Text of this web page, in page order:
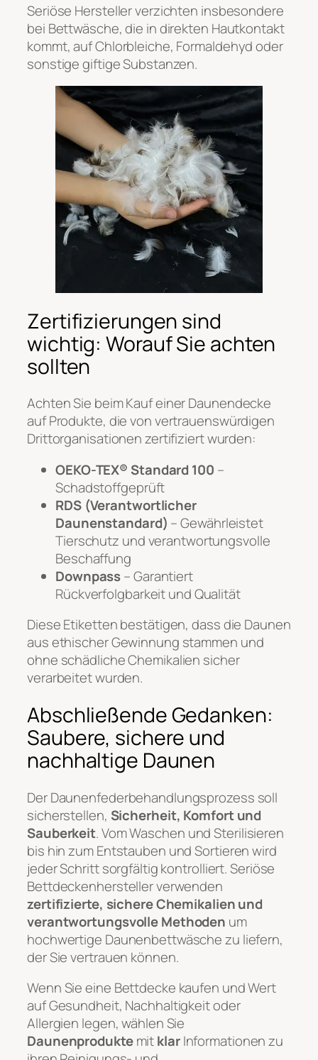
Seriöse Hersteller verzichten insbesondere
bei Bettwäsche, die in direkten Hautkontakt
kommt, auf Chlorbleiche, Formaldehyd oder
sonstige giftige Substanzen.
Zertifizierungen sind
wichtig: Worauf Sie achten
sollten
Achten Sie beim Kauf einer Daunendecke
auf Produkte, die von vertrauenswürdigen
Drittorganisationen zertifiziert wurden:
OEKO-TEX® Standard 100 –
Schadstoffgeprüft
RDS (Verantwortlicher
Daunenstandard) – Gewährleistet
Tierschutz und verantwortungsvolle
Beschaffung
Downpass– Garantiert
Rückverfolgbarkeit und Qualität
Diese Etiketten bestätigen, dass die Daunen
aus ethischer Gewinnung stammen und
ohne schädliche Chemikalien sicher
verarbeitet wurden.
Abschließende Gedanken:
Saubere, sichere und
nachhaltige Daunen
Der Daunenfederbehandlungsprozess soll
sicherstellen, Sicherheit, Komfort und
Sauberkeit. Vom Waschen und Sterilisieren
bis hin zum Entstauben und Sortieren wird
jeder Schritt sorgfältig kontrolliert. Seriöse
Bettdeckenhersteller verwenden
zertifizierte, sichere Chemikalien und
verantwortungsvolle Methoden um
hochwertige Daunenbettwäsche zu liefern,
der Sie vertrauen können.
Wenn Sie eine Bettdecke kaufen und Wert
auf Gesundheit, Nachhaltigkeit oder
Allergien legen, wählen Sie
DaunenproduktemitklarInformationen zu